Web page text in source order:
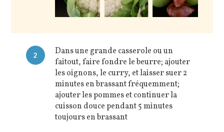
2
Dans une grande casserole ou un
faitout, faire fondre le beurre; ajouter
les oignons, le curry, et laisser suer 2
minutes en brassant fréquemment;
ajouter les pommes et continuer la
cuisson douce pendant 5 minutes
toujours en brassant